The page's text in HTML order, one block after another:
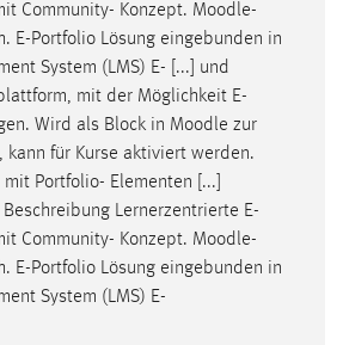
Community- Konzept. Moodle-
E-Portfolio Lösung eingebunden in
System (LMS) E- [...] und
mit der Möglichkeit E-
Wird als Block in Moodle zur
kann für Kurse aktiviert werden.
Portfolio- Elementen [...]
Beschreibung Lernerzentrierte E-
Community- Konzept. Moodle-
E-Portfolio Lösung eingebunden in
System (LMS) E-